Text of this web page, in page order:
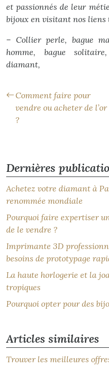
et passionnés de leur
bijoux en visitant nos liens
– Collier perle, bague
homme, bague
diamant,
Comment faire pour
vendre ou acheter de l’or
?
Dernières
Achetez votre diamant à
renommée mondiale
Pourquoi faire expertiser
de le vendre ?
Imprimante 3D
besoins de prototypage
La haute horlogerie et la
tropiques
Pourquoi opter pour des
Articles similaires
Trouver les meilleures